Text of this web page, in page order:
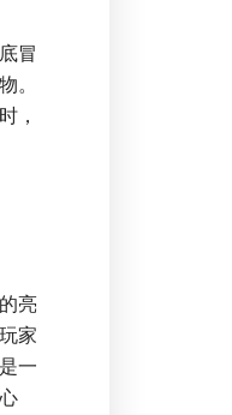
冒
。
，
亮
家
一